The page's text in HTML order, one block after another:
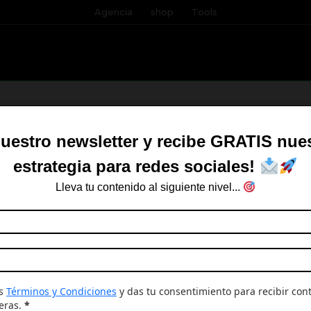
newsletter y recibe GRATIS
estrategia para redes sociales!
Lleva tu contenido al siguiente nivel...
Términos y Condiciones y das tu consentimiento para recibir
*
Agencia shop Tools
MARKETING DIGITAL
en el mundo del marketing digital, desde
Agencia
de
Marketing